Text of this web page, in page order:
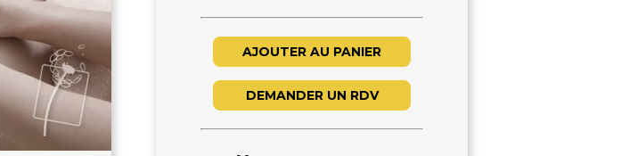
AJOUTER AU PANIER
DEMANDER UN RDV